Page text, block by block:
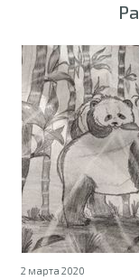
2 марта 2020